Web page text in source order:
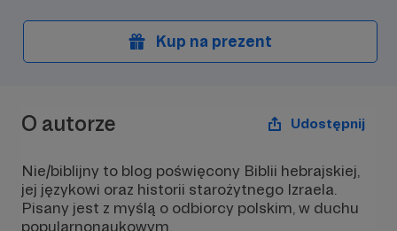
Kup na prezent
O autorze Udostępnij
Nie/biblijny to blog poświęcony Biblii hebrajskiej,
jej językowi oraz historii starożytnego Izraela.
Pisany jest z myślą o odbiorcy polskim, w duchu
popularnonaukowym.